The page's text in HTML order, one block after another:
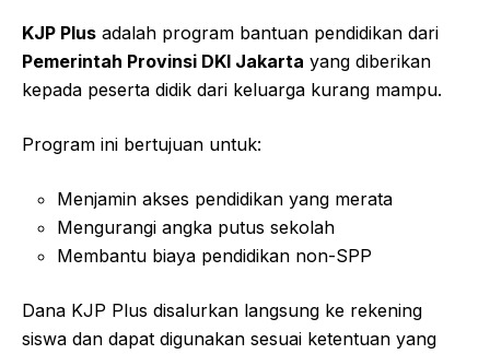
KJP Plus adalah program bantuan pendidikan dari
Pemerintah Provinsi DKI Jakarta yang diberikan
kepada peserta didik dari keluarga kurang mampu.
Program ini bertujuan untuk:
Menjamin akses pendidikan yang merata
Mengurangi angka putus sekolah
Membantu biaya pendidikan non-SPP
Dana KJP Plus disalurkan langsung ke rekening
siswa dan dapat digunakan sesuai ketentuan yang